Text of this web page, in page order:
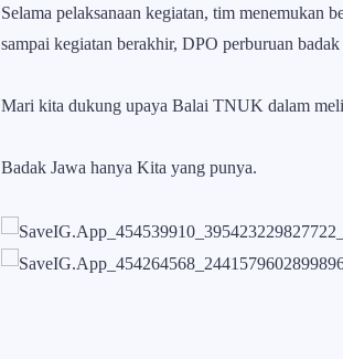
Selama pelaksanaan kegiatan, tim menemukan
sampai kegiatan berakhir, DPO perburuan
Mari kita dukung upaya Balai TNUK dalam
Badak Jawa hanya Kita yang punya.